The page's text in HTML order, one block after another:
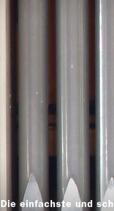
Die einfachste und